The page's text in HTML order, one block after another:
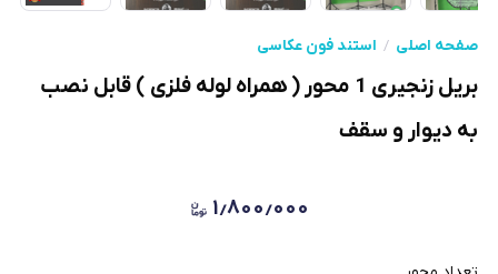
صفحه اصلی استند فون عکاسی
بریل زنجیری 1 محور ( همراه لوله فلزی ) قابل نصب
به دیوار و سقف
۱٫۸۰۰٫۰۰۰